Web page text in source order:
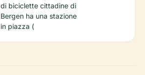
di biciclette cittadine di
Bergen ha una stazione
in piazza (